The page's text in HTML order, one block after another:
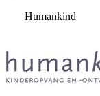
Humankind